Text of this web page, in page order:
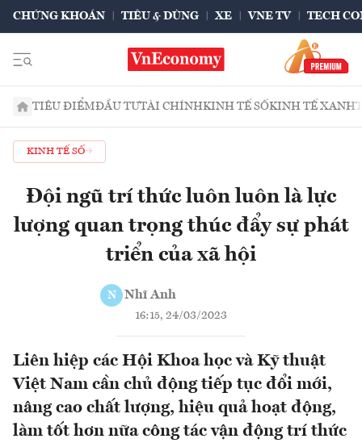
CHỨNG KHOÁN TIÊU & DÙNG XE VNE TV TECH
TIÊU ĐIỂMĐẦU TƯTÀI CHÍNHKINH TẾ SỐKINH TẾ XANH
KINH TẾ SỐ
Đội ngũ trí thức luôn luôn là lực
lượng quan trọng thúc đẩy sự phát
triển của xã hội
N Nhĩ Anh
16:15, 24/03/2023
Liên hiệp các Hội Khoa học và Kỹ thuật
Việt Nam cần chủ động tiếp tục đổi mới,
nâng cao chất lượng, hiệu quả hoạt động,
làm tốt hơn nữa công tác vận động trí thức